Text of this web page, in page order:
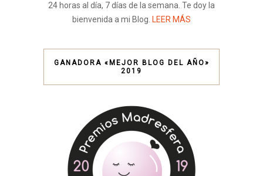
24 horas al día, 7 días de la semana. Te doy la
bienvenida a mi Blog. LEER MÁS
GANADORA «MEJOR BLOG DEL AÑO»
2019